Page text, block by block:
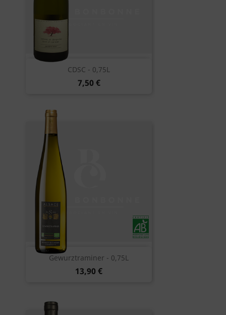
CDSC - 0,75L
7,50 €
Gewurztraminer - 0,75L
13,90 €